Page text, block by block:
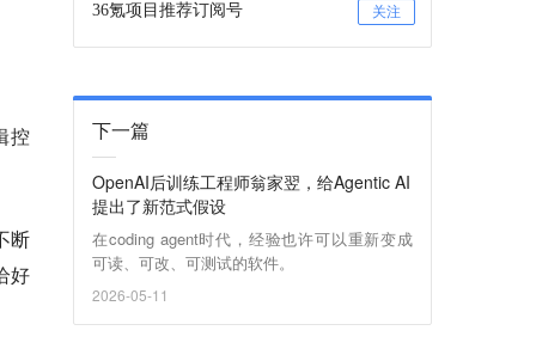
控
断
好
36氪项目推荐订阅号 关注
下一篇
OpenAI后训练工程师翁家翌，给Agentic AI
提出了新范式假设
在coding agent时代，经验也许可以重新变成
可读、可改、可测试的软件。
2026-05-11